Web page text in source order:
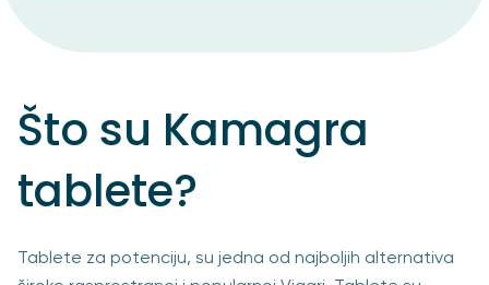
Što su Kamagra
tablete?
Tablete za potenciju, su jedna od najboljih alternativa